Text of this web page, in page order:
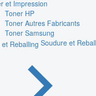
et Impression
Toner HP
Toner Autres Fabricants
Toner Samsung
Soudure et